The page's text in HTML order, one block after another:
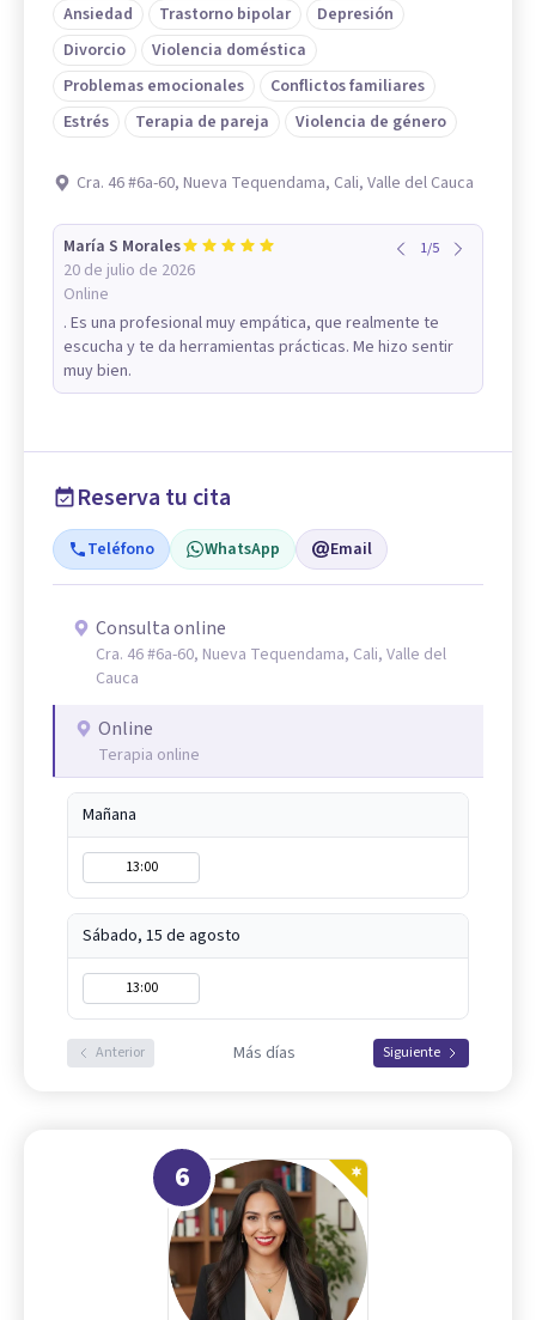
Ansiedad Trastorno bipolar
Depresión
Divorcio
Violencia doméstica
Problemas emocionales
Conflictos familiares
Estrés
Terapia de pareja Violencia de género
Cra. 46 #6a-60, Nueva Tequendama, Cali, Valle del Cauca
María S Morales
20 de julio de 2026
Online
1/5
. Es una profesional muy empática, que realmente te
escucha y te da herramientas prácticas. Me hizo sentir
muy bien.
Reserva tu cita
Teléfono WhatsApp Email
Consulta online
Cra. 46 #6a-60, Nueva Tequendama, Cali, Valle del
Cauca
Online
Terapia online
Mañana
13:00
Sábado, 15 de agosto
13:00
Anterior Más días Siguiente
6